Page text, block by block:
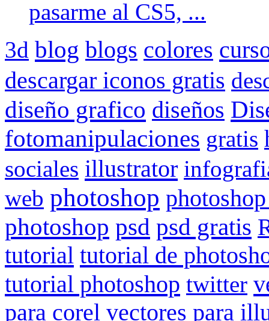
pasarme al CS5, ...
3d blog blogs colores
descargar iconos gratis
diseño grafico diseños
fotomanipulaciones gratis
sociales illustrator
web photoshop
photoshop psd psd gratis
tutorial tutorial de
tutorial photoshop twitter
para corel vectores para